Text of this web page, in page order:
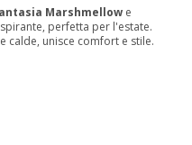
Marshmellow e
perfetta per l'estate.
calde, unisce comfort e stile.